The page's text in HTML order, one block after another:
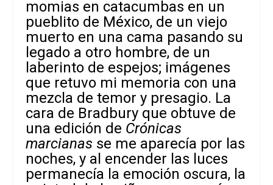
momias en catacumbas en un
pueblito de México, de un viejo
muerto en una cama pasando su
legado a otro hombre, de un
laberinto de espejos; imágenes
que retuvo mi memoria con una
mezcla de temor y presagio. La
cara de Bradbury que obtuve de
una edición de Crónicas
marcianas se me aparecía por las
noches, y al encender las luces
permanecía la emoción oscura, la